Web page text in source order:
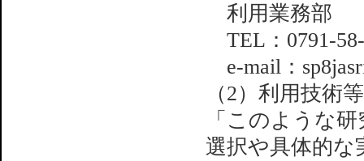
利用業務部
TEL：0791-
e-mail：
（2）利用技術
「このような
選択や具体的